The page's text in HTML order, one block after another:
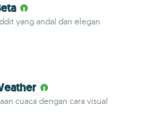
yang andal dan elegan
cuaca dengan cara visual